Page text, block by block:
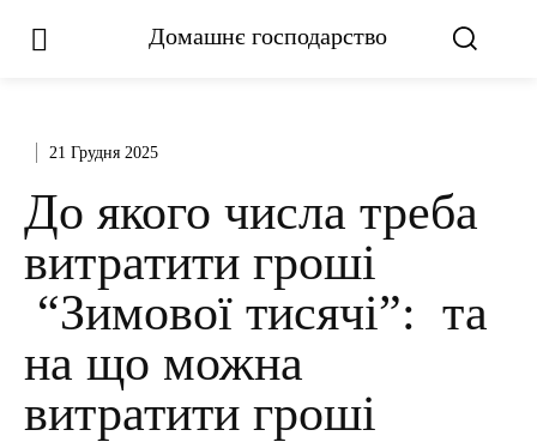
Домашнє господарство
21 Грудня 2025
До якого числа треба
витратити гроші
“Зимової тисячі”: та
на що можна
витратити гроші